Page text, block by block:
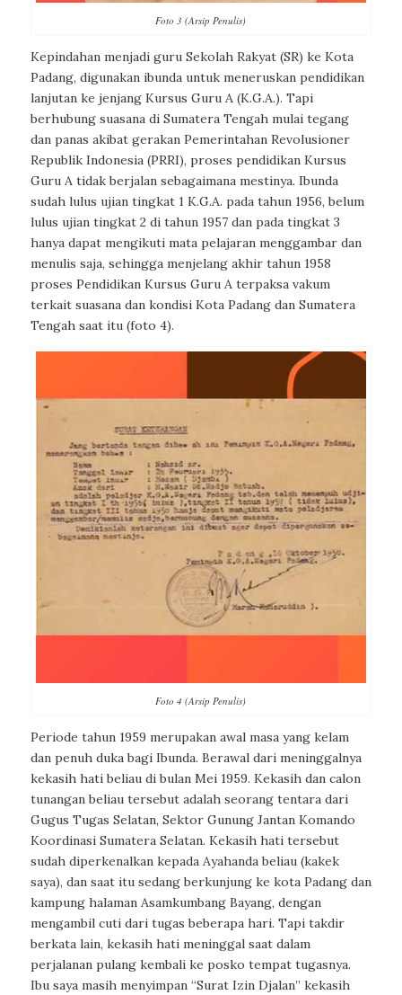
Foto 3 (Arsip Penulis)
Kepindahan menjadi guru Sekolah Rakyat (SR) ke Kota
Padang, digunakan ibunda untuk meneruskan pendidikan
lanjutan ke jenjang Kursus Guru A (K.G.A.). Tapi
berhubung suasana di Sumatera Tengah mulai tegang
dan panas akibat gerakan Pemerintahan Revolusioner
Republik Indonesia (PRRI), proses pendidikan Kursus
Guru A tidak berjalan sebagaimana mestinya. Ibunda
sudah lulus ujian tingkat 1 K.G.A. pada tahun 1956, belum
lulus ujian tingkat 2 di tahun 1957 dan pada tingkat 3
hanya dapat mengikuti mata pelajaran menggambar dan
menulis saja, sehingga menjelang akhir tahun 1958
proses Pendidikan Kursus Guru A terpaksa vakum
terkait suasana dan kondisi Kota Padang dan Sumatera
Tengah saat itu (foto 4).
Foto 4 (Arsip Penulis)
Periode tahun 1959 merupakan awal masa yang kelam
dan penuh duka bagi Ibunda. Berawal dari meninggalnya
kekasih hati beliau di bulan Mei 1959. Kekasih dan calon
tunangan beliau tersebut adalah seorang tentara dari
Gugus Tugas Selatan, Sektor Gunung Jantan Komando
Koordinasi Sumatera Selatan. Kekasih hati tersebut
sudah diperkenalkan kepada Ayahanda beliau (kakek
saya), dan saat itu sedang berkunjung ke kota Padang dan
kampung halaman Asamkumbang Bayang, dengan
mengambil cuti dari tugas beberapa hari. Tapi takdir
berkata lain, kekasih hati meninggal saat dalam
perjalanan pulang kembali ke posko tempat tugasnya.
Ibu saya masih menyimpan “Surat Izin Djalan” kekasih